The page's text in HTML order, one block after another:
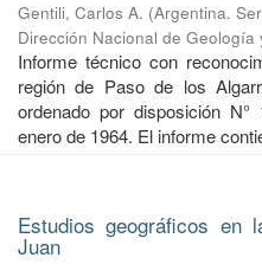
Gentili, Carlos A. (Argentina.
Dirección Nacional de Geología
Informe técnico con
región de Paso de los
ordenado por disposición
enero de 1964. El informe
Estudios geográficos en
Juan